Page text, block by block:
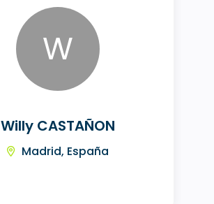
W
Willy CASTAÑON
Madrid, España